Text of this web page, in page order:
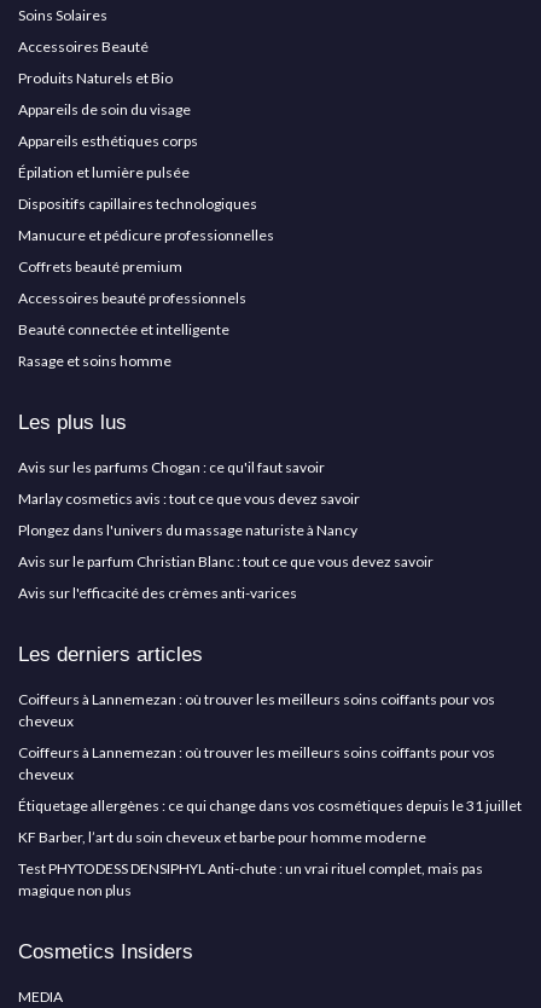
Soins Solaires
Accessoires Beauté
Produits Naturels et Bio
Appareils de soin du visage
Appareils esthétiques corps
Épilation et lumière pulsée
Dispositifs capillaires technologiques
Manucure et pédicure professionnelles
Coffrets beauté premium
Accessoires beauté professionnels
Beauté connectée et intelligente
Rasage et soins homme
Les plus lus
Avis sur les parfums Chogan : ce qu'il faut savoir
Marlay cosmetics avis : tout ce que vous devez savoir
Plongez dans l'univers du massage naturiste à Nancy
Avis sur le parfum Christian Blanc : tout ce que vous devez savoir
Avis sur l'efficacité des crèmes anti-varices
Les derniers articles
Coiffeurs à Lannemezan : où trouver les meilleurs soins coiffants pour vos
cheveux
Coiffeurs à Lannemezan : où trouver les meilleurs soins coiffants pour vos
cheveux
Étiquetage allergènes : ce qui change dans vos cosmétiques depuis le 31 juillet
KF Barber, l’art du soin cheveux et barbe pour homme moderne
Test PHYTODESS DENSIPHYL Anti-chute : un vrai rituel complet, mais pas
magique non plus
Cosmetics Insiders
MEDIA